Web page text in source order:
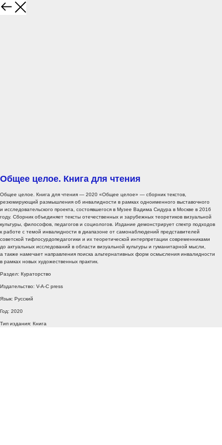
Общее целое. Книга для чтения
Общее целое. Книга для чтения — 2020 «Общее целое» — сборник текстов,
резюмирующий размышления об инвалидности в рамках одноименного выставочного
и исследовательского проекта, состоявшегося в Музее Вадима Сидура в Москве в 2016
году. Сборник объединяет тексты отечественных и зарубежных теоретиков визуальной
культуры, философов, педагогов и социологов. Издание демонстрирует спектр подходов
к работе с темой инвалидности в диапазоне от самонаблюдений представителей
советской тифлосурдопедагогики и их теоретической интерпретации современниками
до актуальных исследований в области визуальной культуры и гуманитарной мысли,
а также намечает направления поиска альтернативных форм осмысления инвалидности
в рамках новых художественных практик.
Раздел: Кураторство
Издательство: V-A-C press
Язык: Русский
Год: 2020
Тип издания: Книга